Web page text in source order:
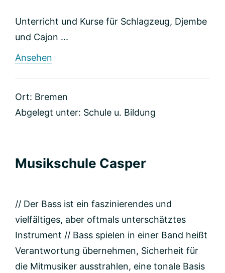
Unterricht und Kurse für Schlagzeug, Djembe
und Cajon ...
Ansehen
Ort: Bremen
Abgelegt unter: Schule u. Bildung
Musikschule Casper
// Der Bass ist ein faszinierendes und
vielfältiges, aber oftmals unterschätztes
Instrument // Bass spielen in einer Band heißt
Verantwortung übernehmen, Sicherheit für
die Mitmusiker ausstrahlen, eine tonale Basis